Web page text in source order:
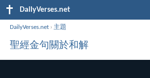
DailyVerses.net
DailyVerses.net › 主題
聖經金句關於和解